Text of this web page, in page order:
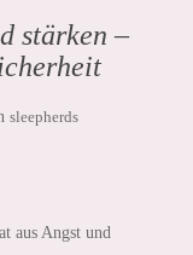
stärken –
sleepherds
aus Angst und